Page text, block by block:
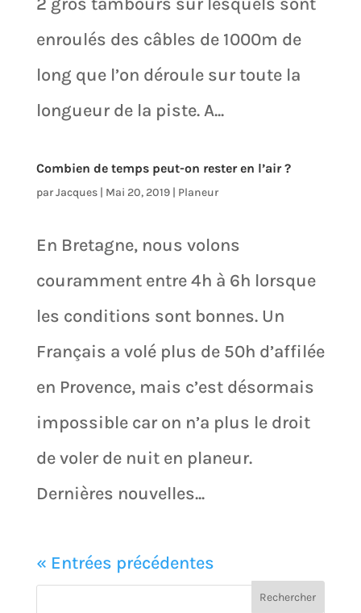
enroulés des câbles de 1000m de
long que l’on déroule sur toute la
longueur de la piste. A...
Combien de temps peut-on rester en l’air ?
parJacques| Mai 20, 2019| Planeur
En Bretagne, nous volons
couramment entre 4h à 6h lorsque
les conditions sont bonnes. Un
Français a volé plus de 50h d’affilée
en Provence, mais c’est désormais
impossible car on n’a plus le droit
de voler de nuit en planeur.
Dernières nouvelles...
« Entrées précédentes